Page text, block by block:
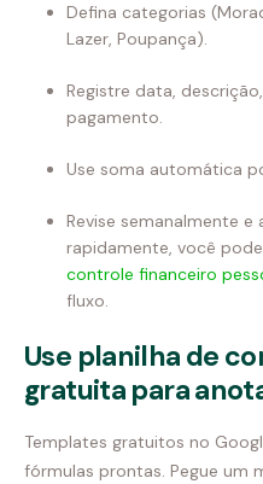
Defina categorias
Lazer, Poupança).
Registre data,
pagamento.
Use soma automática
Revise semanalmente e
rapidamente, você
controle financeiro
fluxo.
Use planilha de
gratuita para
Templates gratuitos no
fórmulas prontas. Pegue um